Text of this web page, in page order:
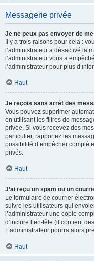
Messagerie privée
Je ne peux pas envoyer de
Il y a trois raisons pour cela :
l’administrateur a désactivé la
l’administrateur vous a
l’administrateur pour plus
Haut
Je reçois sans arrêt des
Vous pouvez supprimer
en utilisant les filtres de
privée. Si vous recevez des
particulier, rapportez les
possibilité d’empêcher
privés.
Haut
J’ai reçu un spam ou un
Le formulaire de courrier
suivre les utilisateurs qui
l’administrateur une copie
d’inclure l’en-tête (il contient
L’administrateur pourra alors
Haut